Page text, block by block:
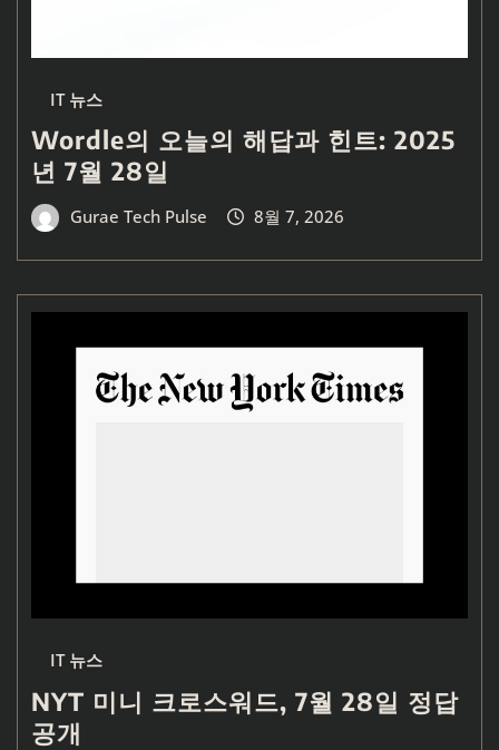
IT 뉴스
Wordle의 오늘의 해답과 힌트: 2025
년 7월 28일
Gurae Tech Pulse 8월 7, 2026
IT 뉴스
NYT 미니 크로스워드, 7월 28일 정답
공개